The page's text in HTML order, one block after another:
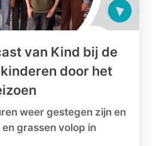
van Kind bij de
door het
weer gestegen zijn en
grassen volop in